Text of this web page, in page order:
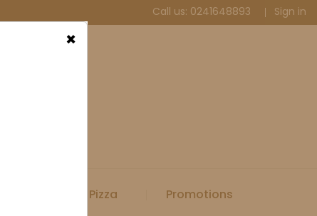
Call us: 0241648893 Sign in
Spécial Pizza Promotions
×